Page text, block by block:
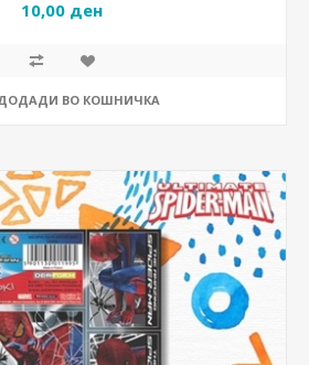
10,00 ден
ВО КОШНИЧКА